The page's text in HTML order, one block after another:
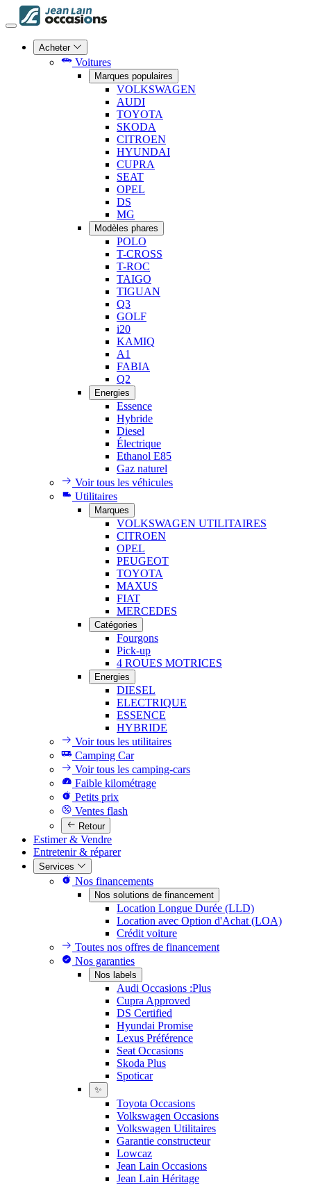
Acheter
Voitures
Marques populaires
VOLKSWAGEN
AUDI
TOYOTA
SKODA
CITROEN
HYUNDAI
CUPRA
SEAT
OPEL
DS
MG
Modèles phares
POLO
T-CROSS
T-ROC
TAIGO
TIGUAN
Q3
GOLF
i20
KAMIQ
A1
FABIA
Q2
Energies
Essence
Hybride
Diesel
Électrique
Ethanol E85
Gaz naturel
Voir tous les véhicules
Utilitaires
Marques
VOLKSWAGEN UTILITAIRES
CITROEN
OPEL
PEUGEOT
TOYOTA
MAXUS
FIAT
MERCEDES
Catégories
Fourgons
Pick-up
4 ROUES MOTRICES
Energies
DIESEL
ELECTRIQUE
ESSENCE
HYBRIDE
Voir tous les utilitaires
Camping Car
Voir tous les camping-cars
Faible kilométrage
Petits prix
Ventes flash
Retour
Estimer & Vendre
Entretenir & réparer
Services
Nos financements
Nos solutions de financement
Location Longue Durée (LLD)
Location avec Option d'Achat (LOA)
Crédit voiture
Toutes nos offres de financement
Nos garanties
Nos labels
Audi Occasions :Plus
Cupra Approved
DS Certified
Hyundai Promise
Lexus Préférence
Seat Occasions
Skoda Plus
Spoticar
✨
Toyota Occasions
Volkswagen Occasions
Volkswagen Utilitaires
Garantie constructeur
Lowcaz
Jean Lain Occasions
Jean Lain Héritage